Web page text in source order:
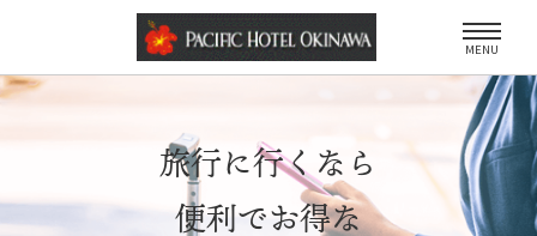
MENU
旅行に行くなら
便利でお得な